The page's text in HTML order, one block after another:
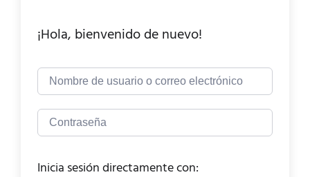
¡Hola, bienvenido de nuevo!
Inicia sesión directamente con: